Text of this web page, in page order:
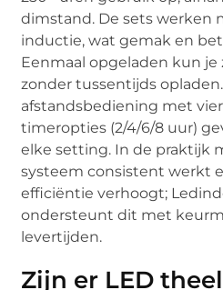
dimstand. De sets werken
inductie, wat gemak en
Eenmaal opgeladen kun
zonder tussentijds
afstandsbediening met
timeropties (2/4/6/8 uur)
elke setting. In de praktijk
systeem consistent werkt
efficiëntie verhoogt;
ondersteunt dit met
levertijden.
Zijn er LED